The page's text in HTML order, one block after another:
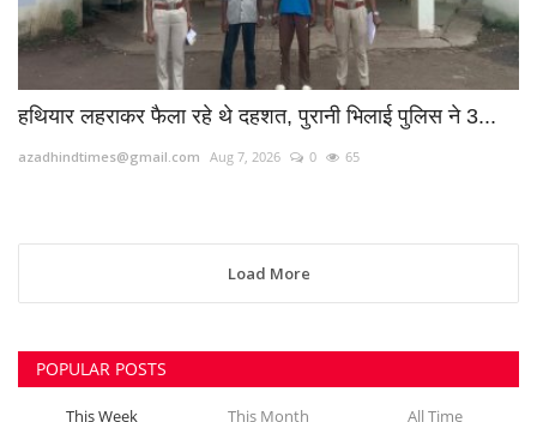
हथियार लहराकर फैला रहे थे दहशत, पुरानी भिलाई पुलिस ने 3...
azadhindtimes@gmail.com Aug 7, 2026 0 65
Load More
POPULAR POSTS
This Week This Month All Time